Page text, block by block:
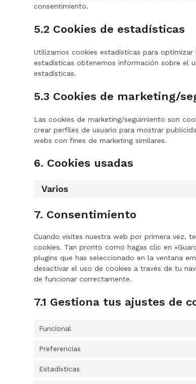
consentimiento.
5.2 Cookies de estadísticas
Utilizamos cookies estadísticas para
estadísticas obtenemos información sobre el
estadísticas.
5.3 Cookies de marketing/
Las cookies de marketing/seguimiento son
crear perfiles de usuario para mostrar
webs con fines de marketing similares.
6. Cookies usadas
Varios
7. Consentimiento
Cuando visites nuestra web por primera vez,
cookies. Tan pronto como hagas clic en
plugins que has seleccionado en la ventana
desactivar el uso de cookies a través de tu
de funcionar correctamente.
7.1 Gestiona tus ajustes de
Funcional
Preferencias
Estadísticas